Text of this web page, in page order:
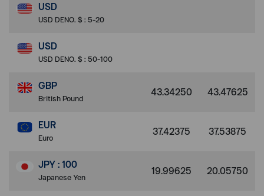
USD
USD DENO. $ : 5-20
USD
USD DENO. $ : 50-100
GBP
British Pound 43.34250 43.47625
EUR
Euro 37.42375 37.53875
JPY : 100
Japanese Yen 19.99625 20.05750